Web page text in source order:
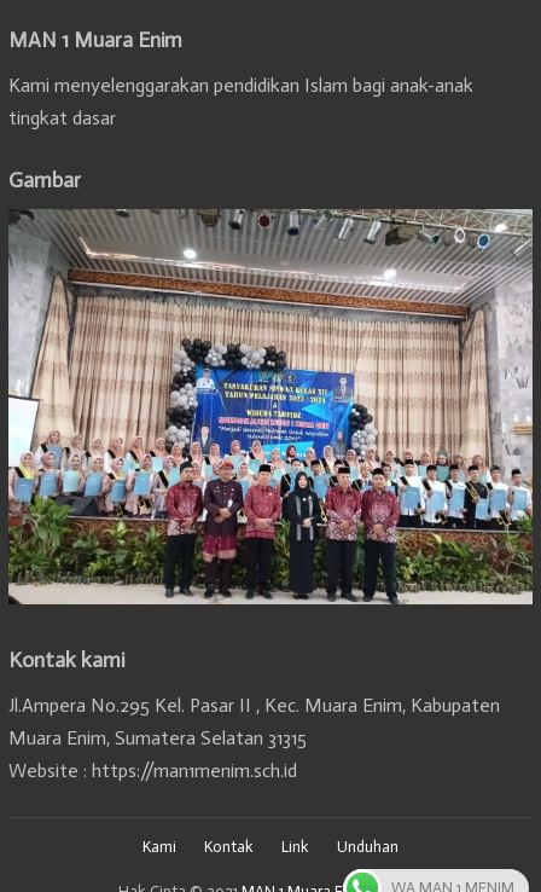
MAN 1 Muara Enim
Kami menyelenggarakan pendidikan Islam bagi anak-anak
tingkat dasar
Gambar
Kontak kami
Jl.Ampera No.295 Kel. Pasar II , Kec. Muara Enim, Kabupaten
Muara Enim, Sumatera Selatan 31315
Website : https://man1menim.sch.id
Kami Kontak Link Unduhan
WA MAN 1 MENIM